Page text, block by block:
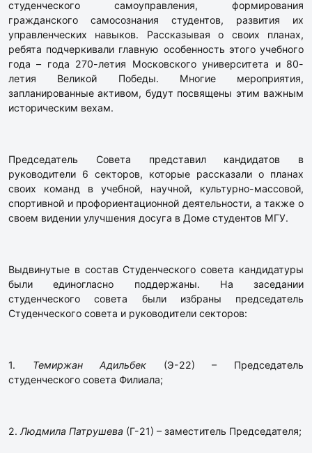
студенческого самоуправления, формирования
гражданского самосознания студентов, развития их
управленческих навыков. Рассказывая о своих планах,
ребята подчеркивали главную особенность этого учебного
года – года 270-летия Московского университета и 80-
летия Великой Победы. Многие мероприятия,
запланированные активом, будут посвящены этим важным
историческим вехам.
Председатель Совета представил кандидатов в
руководители 6 секторов, которые рассказали о планах
своих команд в учебной, научной, культурно-массовой,
спортивной и профориентационной деятельности, а также о
своем видении улучшения досуга в Доме студентов МГУ.
Выдвинутые в состав Студенческого совета кандидатуры
были единогласно поддержаны. На заседании
студенческого совета были избраны председатель
Студенческого совета и руководители секторов:
1. Темиржан Адильбек (Э-22) – Председатель
студенческого совета Филиала;
2. Людмила Патрушева (Г-21) – заместитель Председателя;